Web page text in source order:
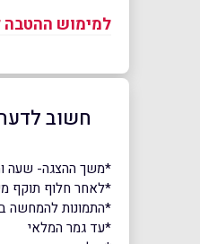
למימוש ההטבה
חשוב
*משך ההצגה- שעה
*לאחר חלוף תוקף
*התמונות להמחשה
*עד גמר המלאי